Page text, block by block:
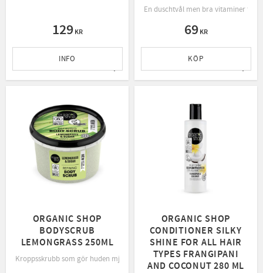
129KR
Lägg till i favoriter
INFO
En duschtvål men bra vitaminer för
69KR
KÖP
ORGANIC SHOP
BODYSCRUB
LEMONGRASS 250ML
Kroppsskrubb som gör huden mjukare genom exfoliering med naturligt
ORGANIC SHOP
CONDITIONER SILKY
SHINE FOR ALL HAIR
TYPES FRANGIPANI
AND COCONUT 280 ML